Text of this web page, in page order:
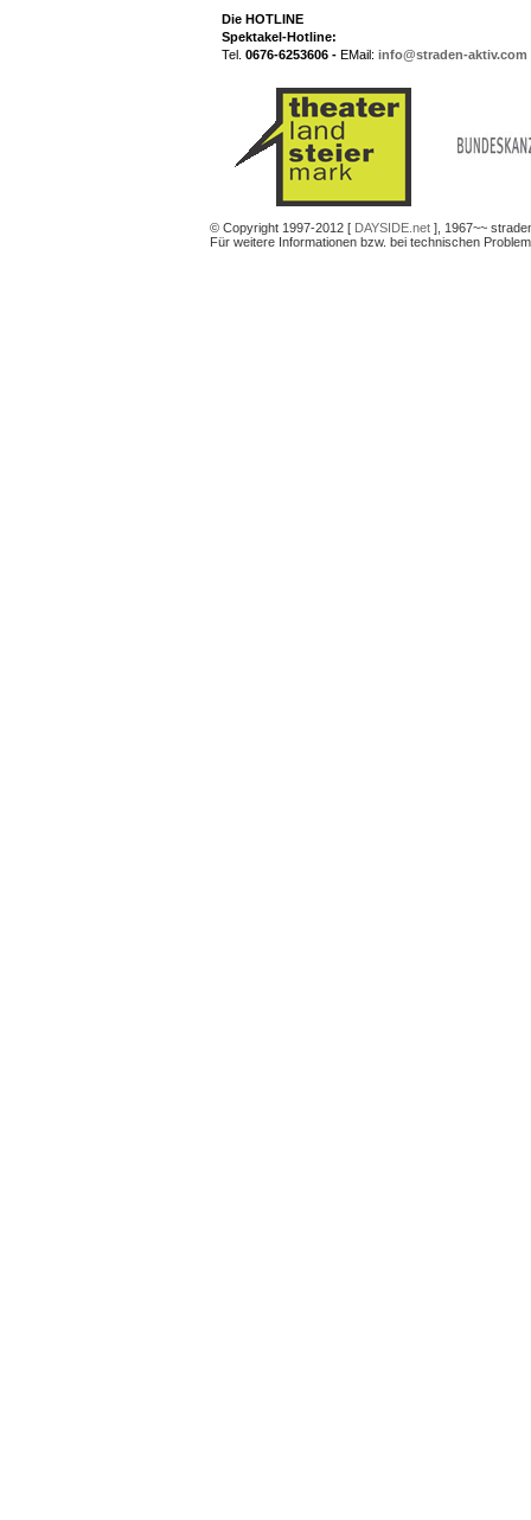
Die HOTLINE
Spektakel-Hotline:
Tel. 0676-6253606 - EMail: info@straden-aktiv.com
© Copyright 1997-2012 [ DAYSIDE.net ], 1967~~
Für weitere Informationen bzw. bei technischen